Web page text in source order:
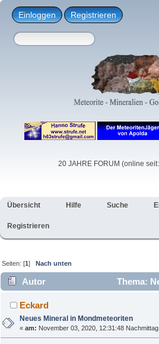
Einloggen Registrieren
20 JAHRE FORUM (online
Übersicht Hilfe Suche
Registrieren
Seiten: [1]Nach unten
Autor
Thema:
Mondmeteoriten (Gelesen 2573 mal)
Eckard
Neues Mineral in Mondmeteoriten
«am: November 03, 2020, 12:31:48